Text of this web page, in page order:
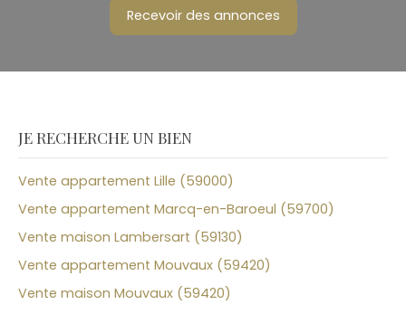
Recevoir des annonces
JE RECHERCHE UN BIEN
Vente appartement Lille (59000)
Vente appartement Marcq-en-Baroeul (59700)
Vente maison Lambersart (59130)
Vente appartement Mouvaux (59420)
Vente maison Mouvaux (59420)